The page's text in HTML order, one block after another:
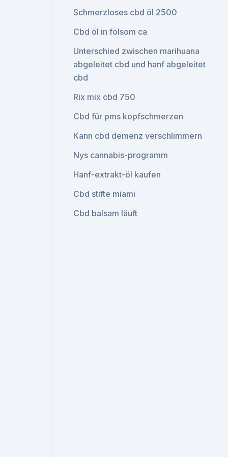
Schmerzloses cbd öl 2500
Cbd öl in folsom ca
Unterschied zwischen marihuana
abgeleitet cbd und hanf abgeleitet
cbd
Rix mix cbd 750
Cbd für pms kopfschmerzen
Kann cbd demenz verschlimmern
Nys cannabis-programm
Hanf-extrakt-öl kaufen
Cbd stifte miami
Cbd balsam läuft